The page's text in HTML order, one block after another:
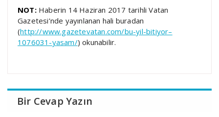
NOT:Haberin 14 Haziran 2017 tarihli Vatan
Gazetesi’nde yayınlanan hali buradan
(http://www.gazetevatan.com/bu-yil-bitiyor–
1076031-yasam/) okunabilir.
Bir Cevap Yazın